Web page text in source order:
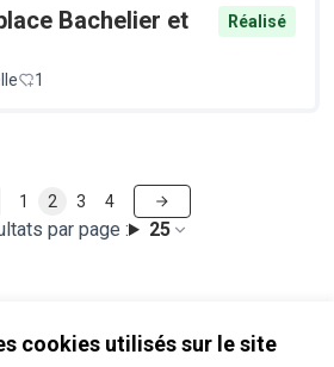
cookies utilisés sur le site
Bachelier et
Réalisé
1
par page : 25
1 2 3 4